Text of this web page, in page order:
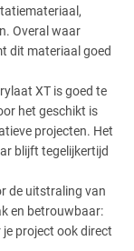
Overal waar
dit materiaal goed
XT is goed te
het geschikt is
projecten. Het
blijft tegelijkertijd
de uitstraling van
en betrouwbaar:
project ook direct